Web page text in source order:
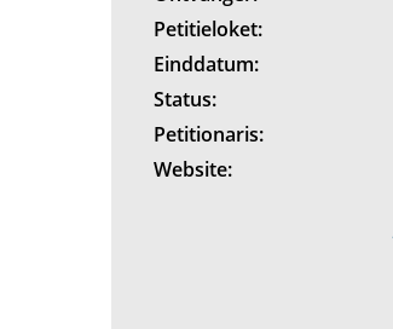
Petitieloket:
Einddatum:
Status:
Petitionaris:
Website: